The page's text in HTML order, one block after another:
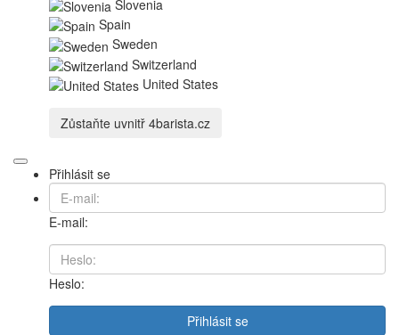
Slovenia
Spain
Sweden
Switzerland
United States
Zůstaňte uvnitř 4barista.cz
Přihlásit se
E-mail:
Heslo:
Přihlásit se